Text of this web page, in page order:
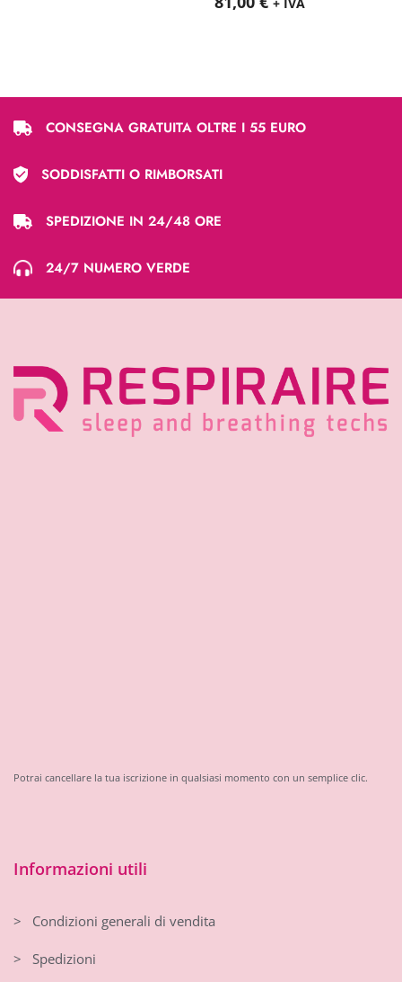
+ IVA
CONSEGNA GRATUITA OLTRE I 55 EURO
SODDISFATTI O RIMBORSATI
SPEDIZIONE IN 24/48 ORE
24/7 NUMERO VERDE
Potrai cancellare la tua iscrizione in qualsiasi momento con un semplice clic.
Informazioni utili
> Condizioni generali di vendita
> Spedizioni